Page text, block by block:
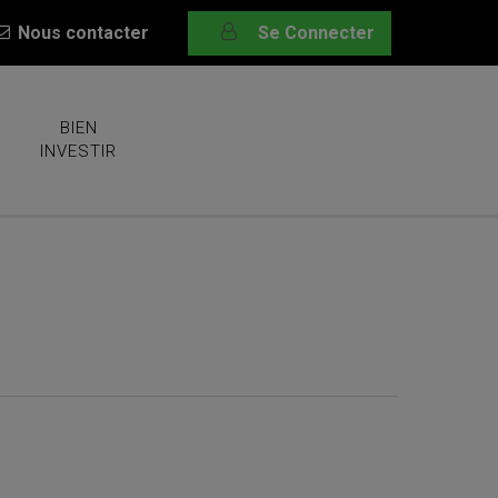
Nous contacter Se Connecter
BIEN
INVESTIR